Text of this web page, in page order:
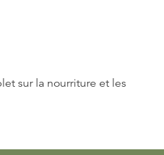
sur la nourriture et les